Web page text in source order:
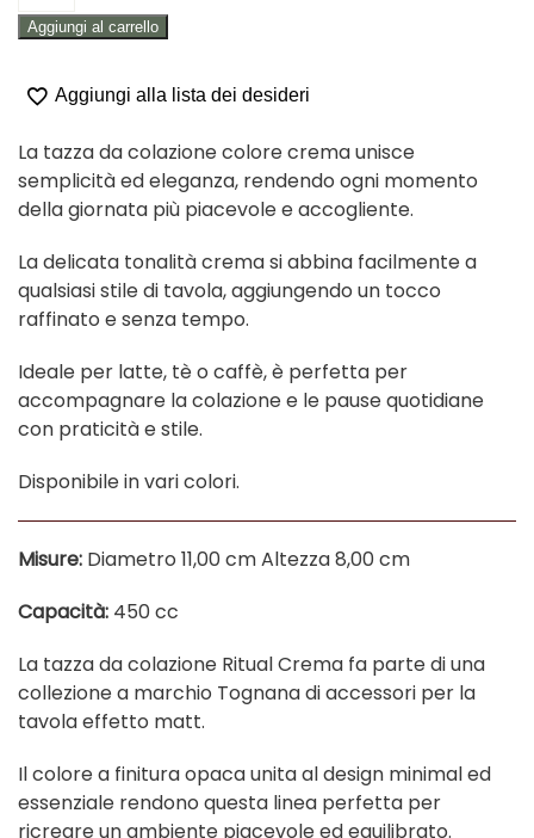
CREMA
quantità
Aggiungi al carrello
Aggiungi alla lista dei desideri
La tazza da colazione colore crema unisce
semplicità ed eleganza, rendendo ogni momento
della giornata più piacevole e accogliente.
La delicata tonalità crema si abbina facilmente a
qualsiasi stile di tavola, aggiungendo un tocco
raffinato e senza tempo.
Ideale per latte, tè o caffè, è perfetta per
accompagnare la colazione e le pause quotidiane
con praticità e stile.
Disponibile in vari colori.
Misure: Diametro 11,00 cm Altezza 8,00 cm
Capacità: 450 cc
La tazza da colazione Ritual Crema fa parte di una
collezione a marchio Tognana di accessori per la
tavola effetto matt.
Il colore a finitura opaca unita al design minimal ed
essenziale rendono questa linea perfetta per
ricreare un ambiente piacevole ed equilibrato.